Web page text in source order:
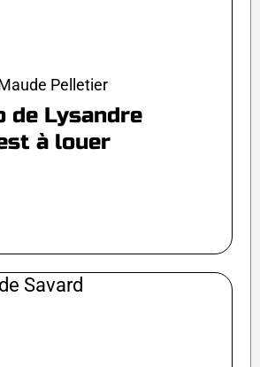
Pelletier
de Lysandre
à louer